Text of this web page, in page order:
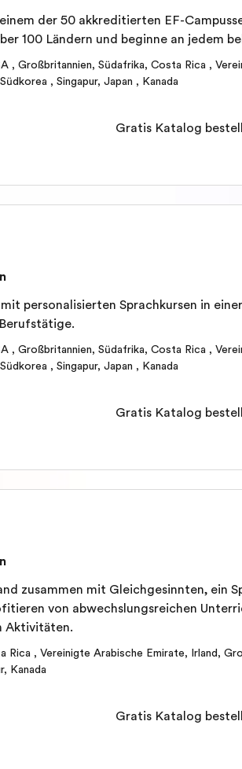
der 50 akkreditierten EF-
100 Ländern und beginne an jedem
, Großbritannien, Südafrika, Costa Rica ,
Südkorea , Singapur, Japan , Kanada
Gratis Katalog
personalisierten Sprachkursen in
, Großbritannien, Südafrika, Costa Rica ,
Südkorea , Singapur, Japan , Kanada
Gratis Katalog
zusammen mit Gleichgesinnten, ein
von abwechslungsreichen
Aktivitäten.
Rica , Vereinigte Arabische Emirate, Irland,
, Kanada
Gratis Katalog